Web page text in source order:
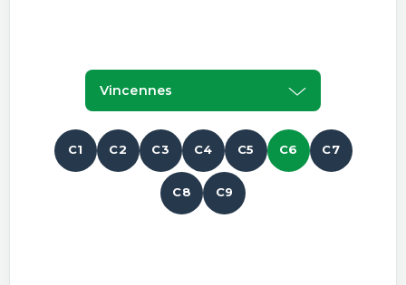
Vincennes
C1 C2 C3 C4 C5 C6 C7
C8 C9